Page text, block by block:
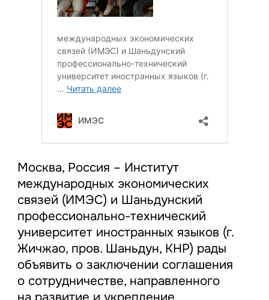
Москва, Россия – Институт
международных экономических
связей (ИМЭС) и Шаньдунский
профессионально-технический
университет иностранных языков (г.
Жичжао, пров. Шаньдун, КНР) рады
объявить о заключении соглашения
о сотрудничестве, направленного